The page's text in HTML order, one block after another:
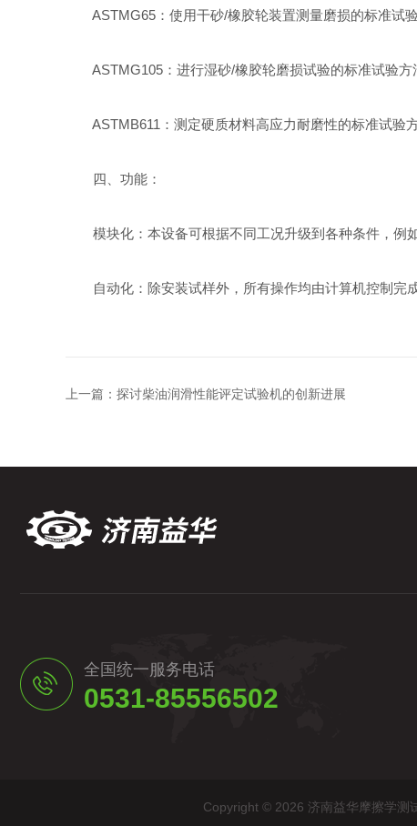
ASTMG65：使用干砂/橡胶轮装置测量磨损的标准试
ASTMG105：进行湿砂/橡胶轮磨损试验的标准试验方
ASTMB611：测定硬质材料高应力耐磨性的标准试验方
四、功能：
模块化：本设备可根据不同工况升级到各种条件，例如
自动化：除安装试样外，所有操作均由计算机控制完成
上一篇： 探讨柴油润滑性能评定试验机的创新进展
全国统一服务电话
0531-85556502
Copyright © 2026 济南益华摩擦学测